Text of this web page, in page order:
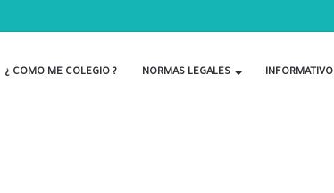
¿ COMO ME COLEGIO ? NORMAS LEGALES INFORMATIVO